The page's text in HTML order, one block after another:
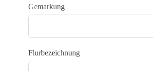
Gemarkung
Flurbezeichnung